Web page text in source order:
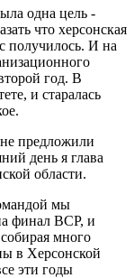
одна цель -
что херсонская
получилось. И на
год. В
и старалась
предложили
день я глава
области.
мы
финал ВСР, и
много
в Херсонской
эти годы